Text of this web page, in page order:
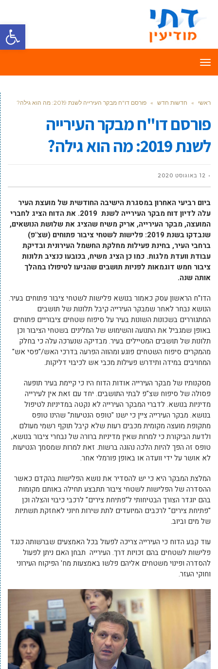
פתח
תפריט
ראשי » חדשות חדש » פורסם דו"ח מבקר העירייה לשנת 2019: מה הוא גילה?
פורסם דו"ח מבקר העירייה
לשנת 2019: מה הוא גילה?
12 באוגוסט 2020
ביום רביעי האחרון במסגרת הישיבה החודשית של מועצת העיר
עלה לדיון דוח מבקר העירייה לשנת 2019. את הדוח הציג לחברי
המועצה, מבקר העירייה, אריק משיח שהציג את שלושת הנושאים,
שנבדקו בשנת 2019: פלישות לשטחי ציבור פתוחים (שצ"פ)
ברחבי העיר, בחינת פעילות מחלקת החשמל העירונית ובדיקת
עבודת וועדת מלגות. כמו כן הציג משיח, בכובעו כנציב תלונות
ציבור חמש דוגמאות לפניות תושבים שהגיעו לטיפולו במהלך
אותה שנה.
הדו"ח הראשון עסק כאמור בנושא פלישות לשטחי ציבור פתוחים בעיר.
הנושא נבחר לאחר שמבקר העירייה קיבל תלונות של תושבים
המתגוררים בשכונות השונות בעיר על סיפוח שטחים ציבוריים פתוחים
באופן שמגביל את התנועה והשימוש של המלינים בשטחי הציבור וכן
תלונות של תושבים המטיילים בעיר. מבדיקה שנערכה עלה כי בחלק
מהמקרים סיפוח השטחים פוגע ומהווה הפרעה בדרכי האש/"פסי אש"
המחויבים במידה ותידרש פעילות מכבי אש לכיבוי דליקות.
מסקנותיו של מבקר העירייה אודות הדוח היו כי קיימת בעיר תופעה
פסולה של סיפוח שצ"פ לבתי התושבים. יחד עם זאת אין לעירייה
מדיניות בנושא. לדברי המבקר העירייה לא נקטה במדיניות לטיפול
בנושא. מבקר העירייה ציין כי ישנו "טופס הנטיעות" שהינו טופס
מתקופת מועצה מקומית מכבים רעות שלא קיבל תוקף רשמי מעולם
ולדעת הביקורת כי למרות שאין מדיניות ברורה של נבחרי ציבור בנושא,
טופס זה הפך להיות הלכה נהוגה ברשות. זאת למרות שמסמך הנטיעות
לא אושר על ידי וועדה או באופן פורמלי אחר.
המלצת המבקר היא כי יש להסדיר את נושא הפלישות בהקדם כאשר
ההסדרה של הפלישות לשטחי ציבור תתבצע תחילה באותם מקומות
בהם יוגדר הצורך הבטיחותי ל"פתיחת צירים" לרכבי כיבוי והצלה וכן
"פתיחת צירים" לרכבים המיועדים לתת שירות חיוני לאחזקת תשתיות
של מים וביוב.
עוד קבע הדוח כי העירייה צריכה לפעול בכל האמצעים שברשותה כנגד
פלישות לשטחים בהם זכויות דרך. העירייה תבחן האם ניתן לפעול
להסדרה ופינוי משטחים אליהם פלשו באמצעות מח' הפיקוח העירוני
וחוקי העזר.